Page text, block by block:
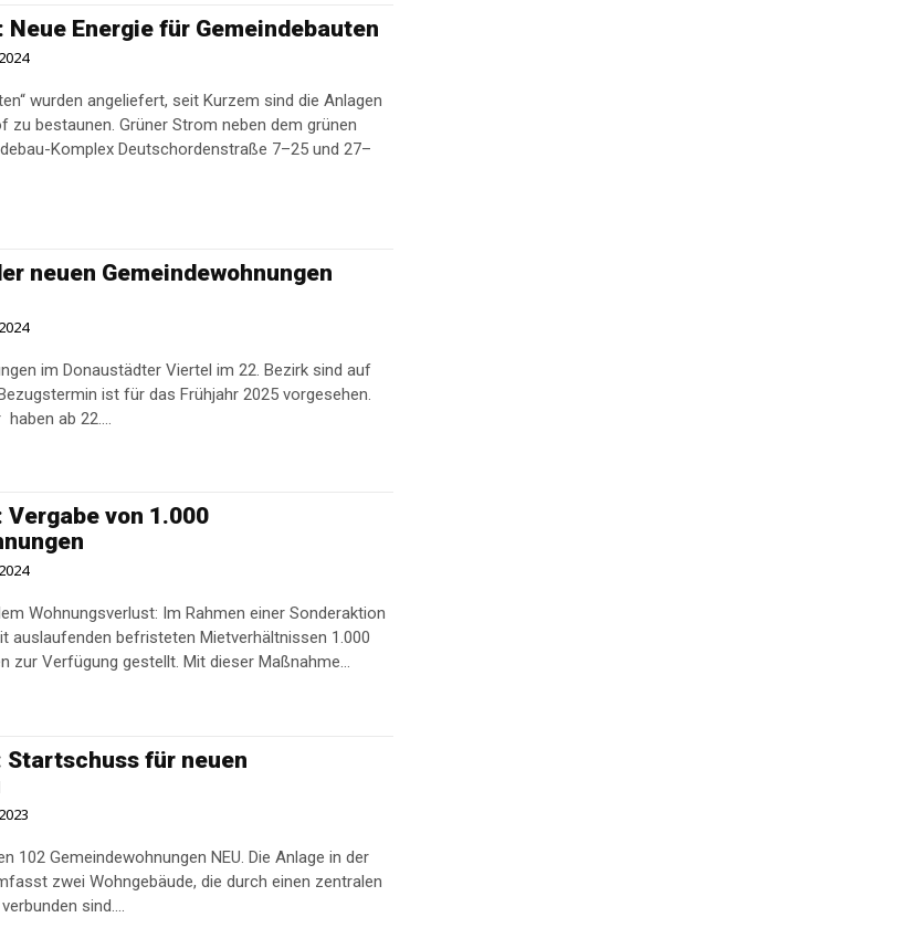
Neue Energie für Gemeindebauten
wurden angeliefert, seit Kurzem sind die Anlagen
zu bestaunen. Grüner Strom neben dem grünen
neuen Gemeindewohnungen
im Donaustädter Viertel im 22. Bezirk sind auf
ist für das Frühjahr 2025 vorgesehen.
ab 22....
von 1.000
Wohnungsverlust: Im Rahmen einer Sonderaktion
auslaufenden befristeten Mietverhältnissen 1.000
zur Verfügung gestellt. Mit dieser Maßnahme...
Startschuss für neuen
102 Gemeindewohnungen NEU. Die Anlage in der
zwei Wohngebäude, die durch einen zentralen
sind....